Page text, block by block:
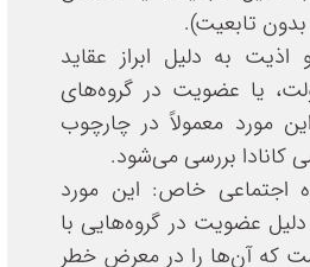
بدون تابعیت).
اذیت به دلیل ابراز عقاید
یا عضویت در گروه‌های
مورد معمولاً در چارچوب
بررسی می‌شود.
خاص: این مورد
عضویت در گروه‌هایی با
که آن‌ها را در معرض خطر